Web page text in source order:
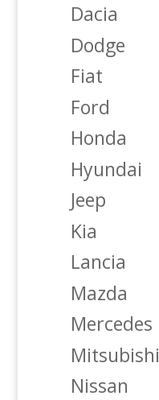
Dacia
Dodge
Fiat
Ford
Honda
Hyundai
Jeep
Kia
Lancia
Mazda
Mercedes
Mitsubishi
Nissan